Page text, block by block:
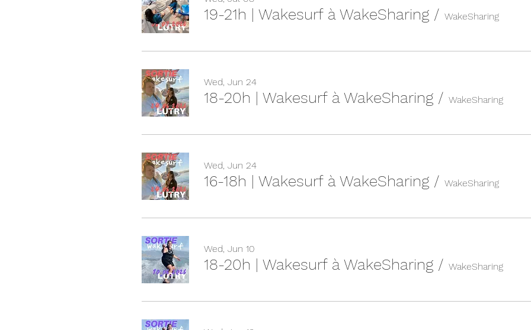
19-21h | Wakesurf à WakeSharing / WakeSharing
Wed, Jun 24
18-20h | Wakesurf à WakeSharing / WakeSharing
Wed, Jun 24
16-18h | Wakesurf à WakeSharing / WakeSharing
Wed, Jun 10
18-20h | Wakesurf à WakeSharing / WakeSharing